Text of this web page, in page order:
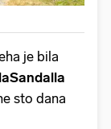
je bila
sto dana